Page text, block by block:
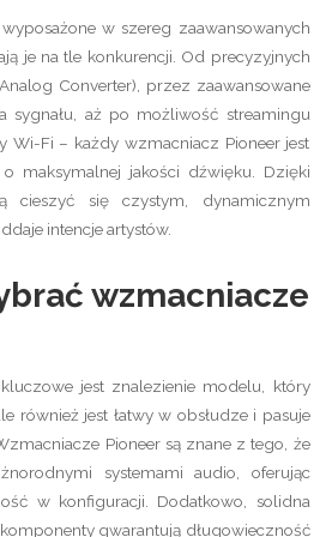
w szereg zaawansowanych
je na tle konkurencji. Od precyzyjnych
Converter), przez zaawansowane
sygnału, aż po możliwość streamingu
Wi-Fi – każdy wzmacniacz Pioneer jest
maksymalnej jakości dźwięku. Dzięki
cieszyć się czystym, dynamicznym
intencje artystów.
wzmacniacze
jest znalezienie modelu, który
również jest łatwy w obsłudze i pasuje
Pioneer są znane z tego, że
systemami audio, oferując
w konfiguracji. Dodatkowo, solidna
gwarantują długowieczność